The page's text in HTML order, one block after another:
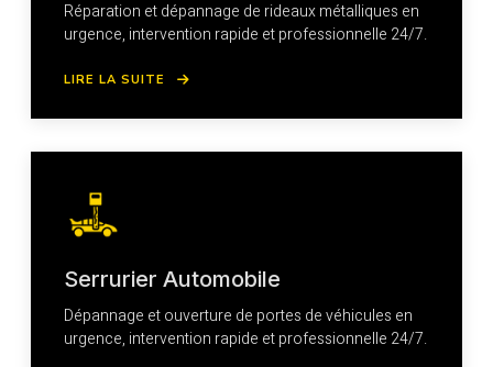
Réparation et dépannage de rideaux métalliques en
urgence, intervention rapide et professionnelle 24/7.
LIRE LA SUITE
Serrurier Automobile
Dépannage et ouverture de portes de véhicules en
urgence, intervention rapide et professionnelle 24/7.